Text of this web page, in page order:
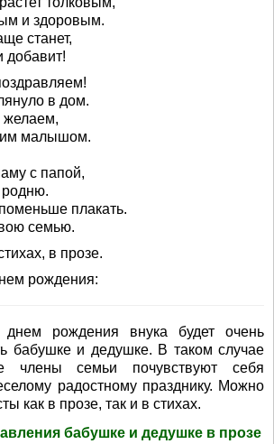
и здоровым.
станет,
добавит!
в дом.
желаем,
малышом.
с папой,
родню.
плакать.
семью.
в прозе.
рождения:
днем рождения внука будет очень
бабушке и дедушке. В таком случае
члены семьи почувствуют себя
радостному празднику. Можно
как в прозе, так и в стихах.
бабушке и дедушке в прозе